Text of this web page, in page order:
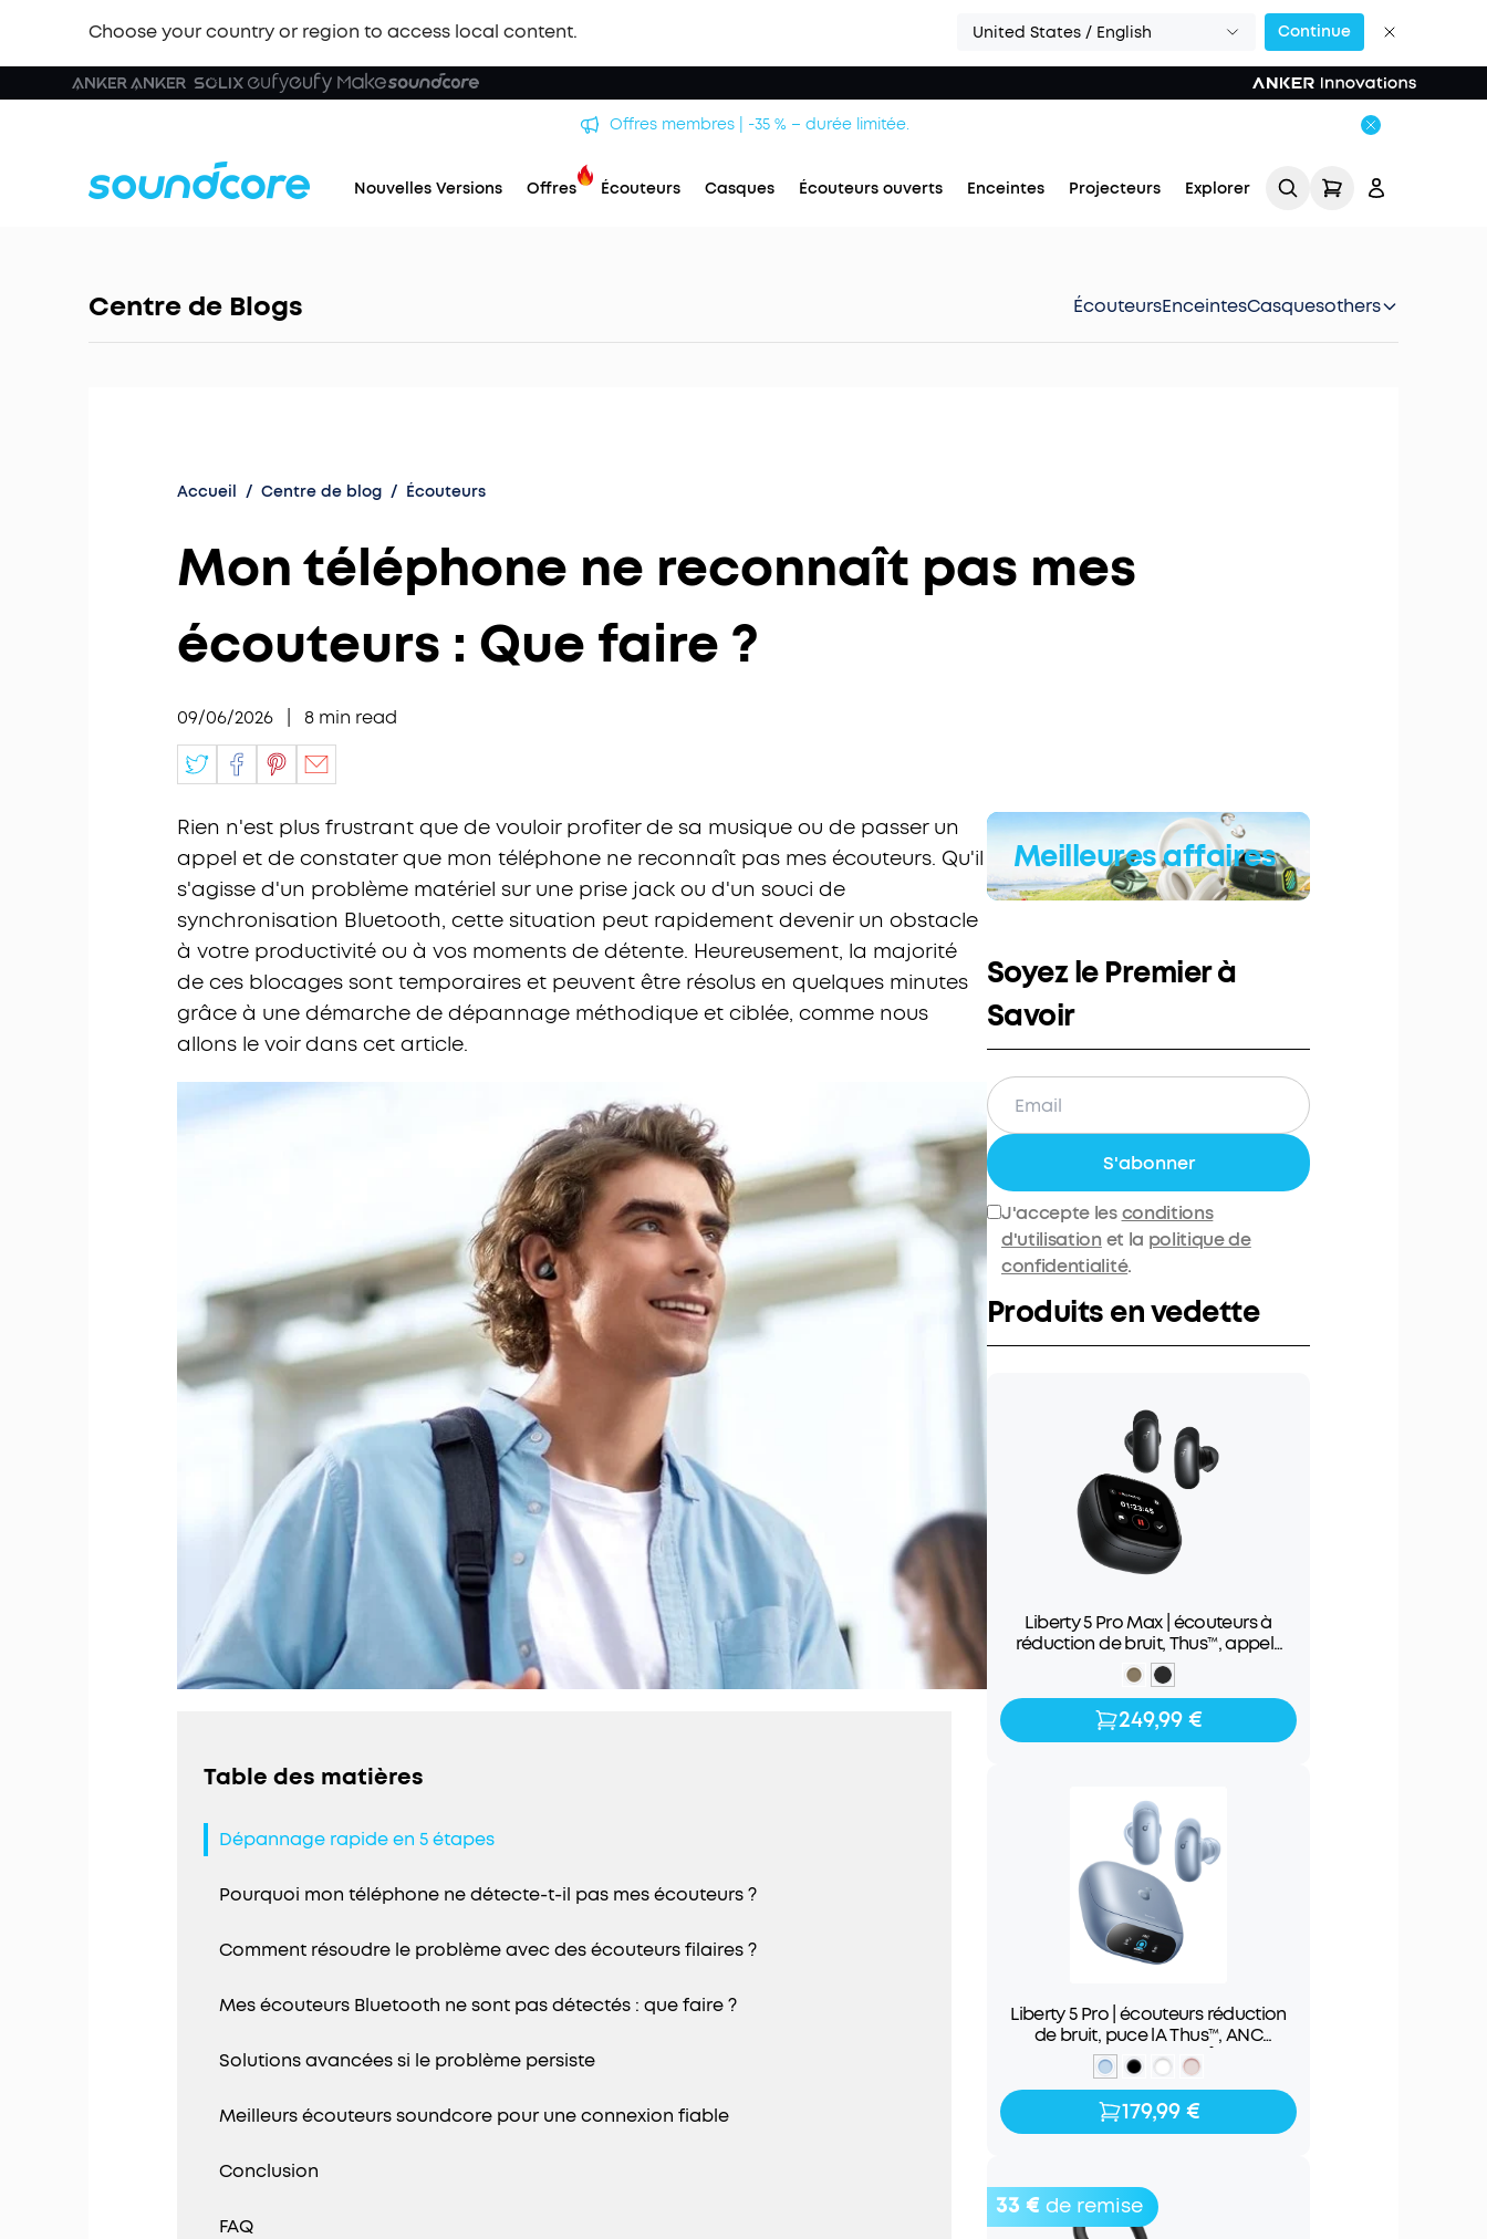
Choose your country or region to access local content. United States / English Continue
Offres membres | -35 % – durée limitée.
Nouvelles Versions Offres Écouteurs Casques Écouteurs ouverts Enceintes Projecteurs Explorer
Centre de Blogs ÉcouteursEnceintesCasquesothers
Accueil / Centre de blog / Écouteurs
Mon téléphone ne reconnaît pas mes
écouteurs : Que faire ?
09/06/2026 8 min read
Rien n'est plus frustrant que de vouloir profiter de sa musique ou de passer un
appel et de constater que mon téléphone ne reconnaît pas mes écouteurs. Qu'il
s'agisse d'un problème matériel sur une prise jack ou d'un souci de
synchronisation Bluetooth, cette situation peut rapidement devenir un obstacle
à votre productivité ou à vos moments de détente. Heureusement, la majorité
de ces blocages sont temporaires et peuvent être résolus en quelques minutes
grâce à une démarche de dépannage méthodique et ciblée, comme nous
allons le voir dans cet article.
Table des matières
Dépannage rapide en 5 étapes
Pourquoi mon téléphone ne détecte-t-il pas mes écouteurs ?
Comment résoudre le problème avec des écouteurs filaires ?
Mes écouteurs Bluetooth ne sont pas détectés : que faire ?
Solutions avancées si le problème persiste
Meilleurs écouteurs soundcore pour une connexion fiable
Conclusion
FAQ
Meilleures affaires
Soyez le Premier à
Savoir
S'abonner
J'accepte lesconditions
d'utilisation et la politique de
confidentialité.
Produits en vedette
Liberty 5 Pro Max | écouteurs à
réduction de bruit, Thus™, appels
clairs, prise de notes IA
249,99 €
249,99 €
Liberty 5 Pro | écouteurs réduction
de bruit, puce lA Thus™, ANC
adaptative 360°
179,99 €
179,99 €
33 € de remise